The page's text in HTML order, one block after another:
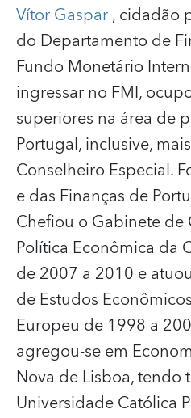
Vítor Gaspar, cidadão
do Departamento de
Fundo Monetário
ingressar no FMI,
superiores na área de
Portugal, inclusive,
Conselheiro Especial.
e das Finanças de
Chefiou o Gabinete de
Política Econômica da
de 2007 a 2010 e
de Estudos
Europeu de 1998 a
agregou-se em
Nova de Lisboa,
Universidade Católica